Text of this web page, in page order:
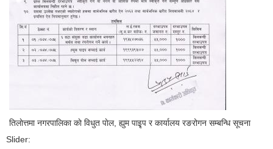
तिलाेत्तमा नगरपालिका काे विधुत पाेल, ह्युम पाइृप र कार्यालय रङरोगन सम्बन्धि सूचना
Slider: